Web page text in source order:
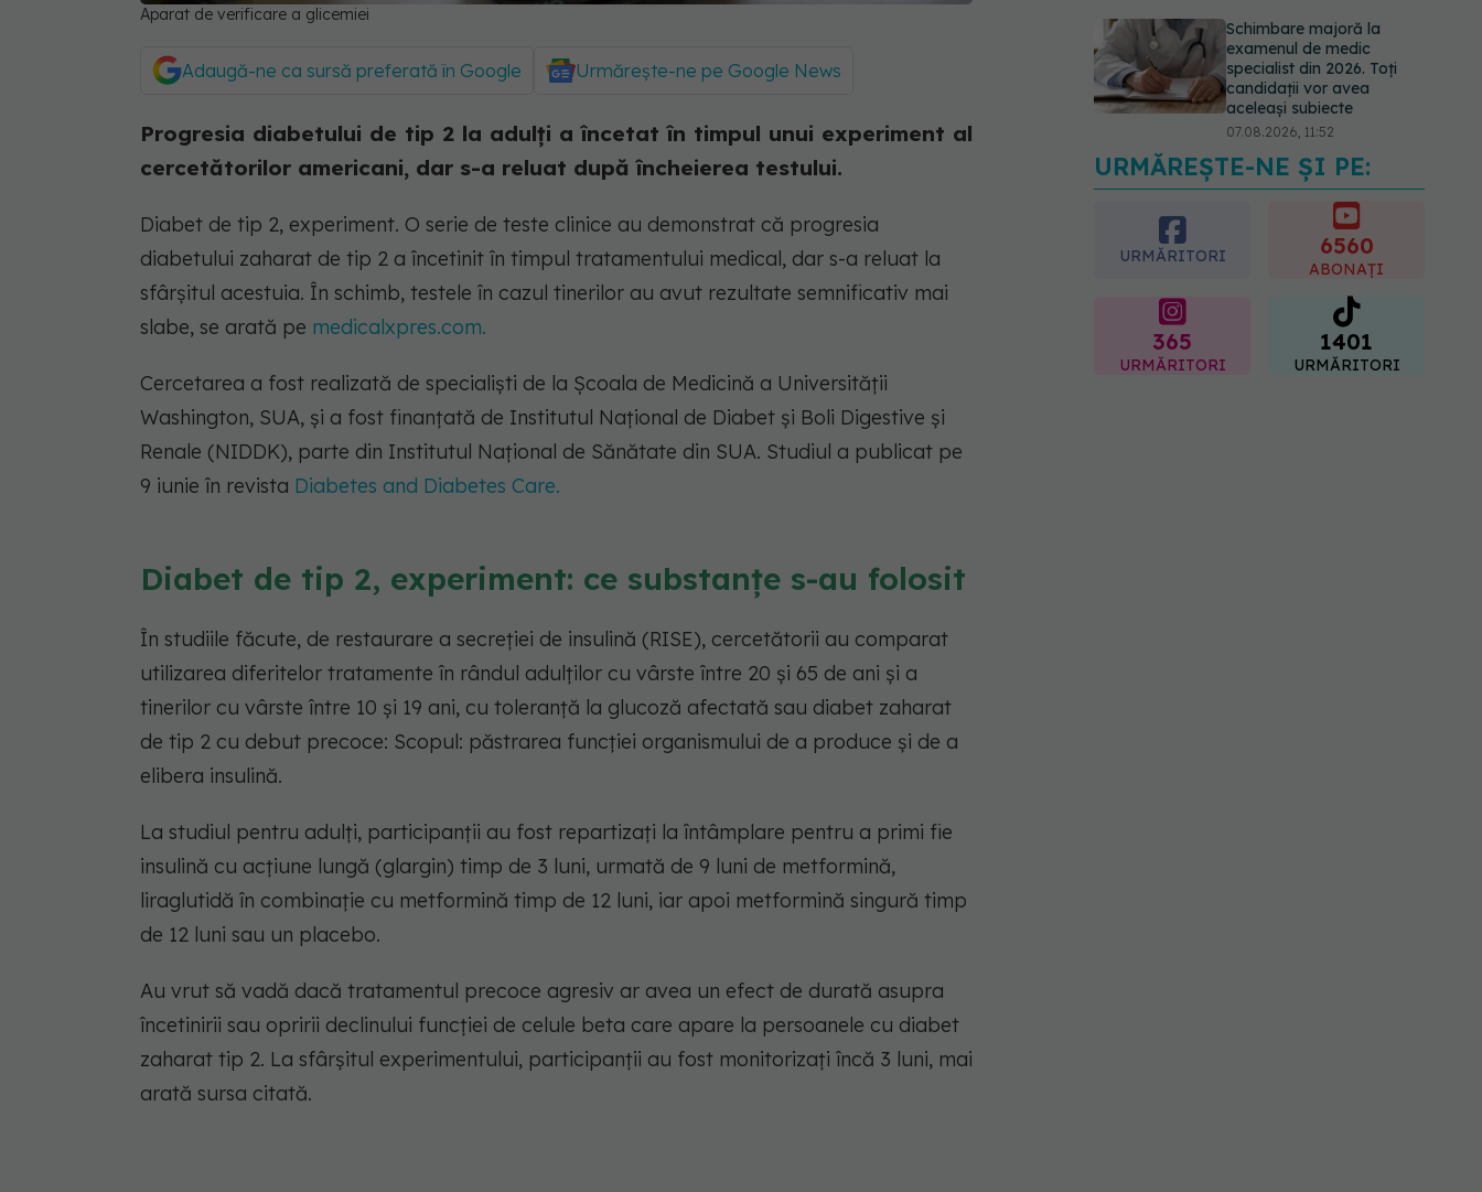
Aparat de verificare a glicemiei
Adaugă-ne ca sursă preferată în Google Urmărește-ne pe Google News
Progresia diabetului de tip 2 la adulți a încetat în timpul unui experiment al
cercetătorilor americani, dar s-a reluat după încheierea testului.
Diabet de tip 2, experiment. O serie de teste clinice au demonstrat că progresia
diabetului zaharat de tip 2 a încetinit în timpul tratamentului medical, dar s-a reluat la
sfârșitul acestuia. În schimb, testele în cazul tinerilor au avut rezultate semnificativ mai
slabe, se arată pe medicalxpres.com.
Cercetarea a fost realizată de specialiști de la Școala de Medicină a Universității
Washington, SUA, și a fost finanțată de Institutul Național de Diabet și Boli Digestive și
Renale (NIDDK), parte din Institutul Național de Sănătate din SUA. Studiul a publicat pe
9 iunie în revista Diabetes and Diabetes Care.
Diabet de tip 2, experiment: ce substanțe s-au folosit
În studiile făcute, de restaurare a secreției de insulină (RISE), cercetătorii au comparat
utilizarea diferitelor tratamente în rândul adulților cu vârste între 20 și 65 de ani și a
tinerilor cu vârste între 10 și 19 ani, cu toleranță la glucoză afectată sau diabet zaharat
de tip 2 cu debut precoce: Scopul: păstrarea funcției organismului de a produce și de a
elibera insulină.
La studiul pentru adulți, participanții au fost repartizați la întâmplare pentru a primi fie
insulină cu acțiune lungă (glargin) timp de 3 luni, urmată de 9 luni de metformină,
liraglutidă în combinație cu metformină timp de 12 luni, iar apoi metformină singură timp
de 12 luni sau un placebo.
Au vrut să vadă dacă tratamentul precoce agresiv ar avea un efect de durată asupra
încetinirii sau opririi declinului funcției de celule beta care apare la persoanele cu diabet
zaharat tip 2. La sfârșitul experimentului, participanții au fost monitorizați încă 3 luni, mai
arată sursa citată.
Schimbare majoră la
examenul de medic
specialist din 2026. Toți
candidații vor avea
aceleași subiecte
07.08.2026, 11:52
Cât durează simptomele
URMĂREȘTE-NE ȘI PE:
URMĂRITORI 6560
ABONAȚI
365
URMĂRITORI
1401
URMĂRITORI